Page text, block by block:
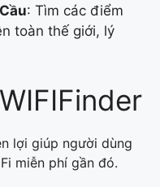
: Tìm các điểm
toàn thế giới, lý
lợi giúp người dùng
miễn phí gần đó.